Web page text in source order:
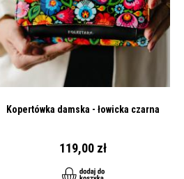
Kopertówka damska - łowicka czarna
119,00 zł